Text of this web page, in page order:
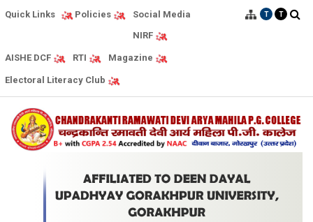
Quick Links Policies Social Media
NIRF
AISHE DCF RTI Magazine
Electoral Literacy Club
T T